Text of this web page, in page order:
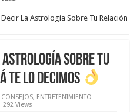
La Astrología Sobre Tu Relación
Astrología Sobre Tu
Te Lo Decimos
CONSEJOS, ENTRETENIMIENTO
292 Views